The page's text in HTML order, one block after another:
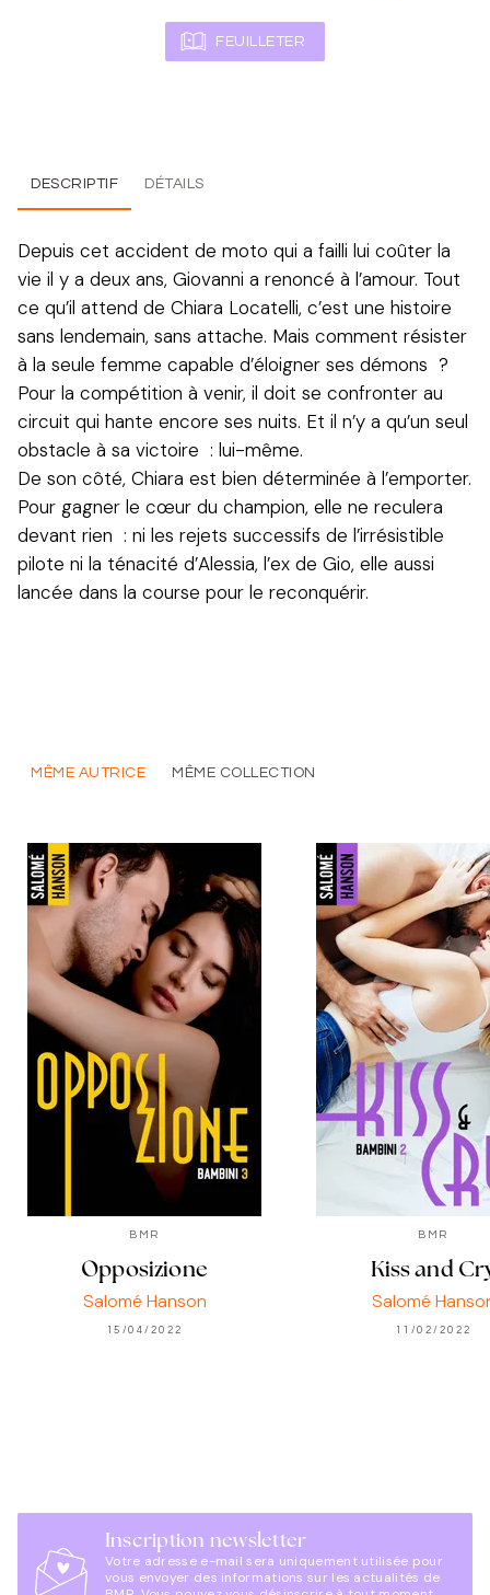
FEUILLETER
DESCRIPTIF DÉTAILS
Depuis cet accident de moto qui a failli lui coûter la
vie il y a deux ans, Giovanni a renoncé à l’amour. Tout
ce qu’il attend de Chiara Locatelli, c’est une histoire
sans lendemain, sans attache. Mais comment résister
à la seule femme capable d’éloigner ses démons ?
Pour la compétition à venir, il doit se confronter au
circuit qui hante encore ses nuits. Et il n’y a qu’un seul
obstacle à sa victoire : lui-même.
De son côté, Chiara est bien déterminée à l’emporter.
Pour gagner le cœur du champion, elle ne reculera
devant rien : ni les rejets successifs de l’irrésistible
pilote ni la ténacité d’Alessia, l’ex de Gio, elle aussi
lancée dans la course pour le reconquérir.
MÊME AUTRICE MÊME COLLECTION
BMR
Opposizione
Salomé Hanson
15/04/2022
BMR
Kiss and
Salomé
11/02/2022
Inscription newsletter
Votre adresse e-mail sera uniquement utilisée pour
vous envoyer des informations sur les actualités de